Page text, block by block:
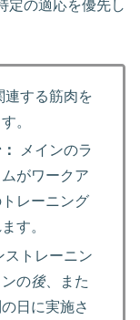
定の適応を優先し
連する筋肉を
。
メインのラ
がワークア
レーニング
す。
ストレーニン
の後、また
日に実施さ